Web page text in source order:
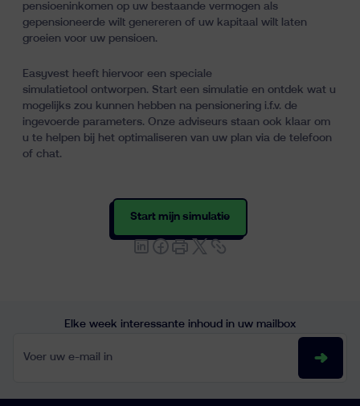
pensioeninkomen op uw bestaande vermogen als
gepensioneerde wilt genereren of uw kapitaal wilt laten
groeien voor uw pensioen.
Easyvest heeft hiervoor een speciale
simulatietool ontworpen. Start een simulatie en ontdek wat u
mogelijks zou kunnen hebben na pensionering i.f.v. de
ingevoerde parameters. Onze adviseurs staan ook klaar om
u te helpen bij het optimaliseren van uw plan via de telefoon
of chat.
Start mijn simulatie
Elke week interessante inhoud in uw mailbox